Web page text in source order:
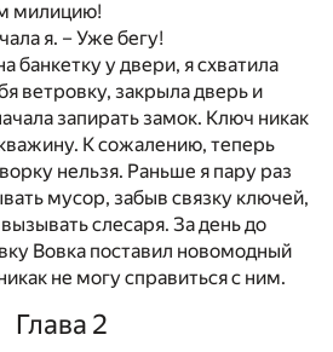
милицию!
я. – Уже бегу!
банкетку у двери, я схватила
ветровку, закрыла дверь и
запирать замок. Ключ никак
К сожалению, теперь
нельзя. Раньше я пару раз
мусор, забыв связку ключей,
слесаря. За день до
Вовка поставил новомодный
не могу справиться с ним.
Глава 2